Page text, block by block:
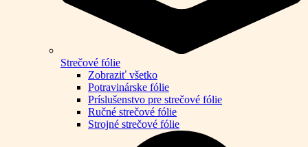
Strečové fólie
Zobraziť všetko
Potravinárske fólie
Príslušenstvo pre strečové fólie
Ručné strečové fólie
Strojné strečové fólie